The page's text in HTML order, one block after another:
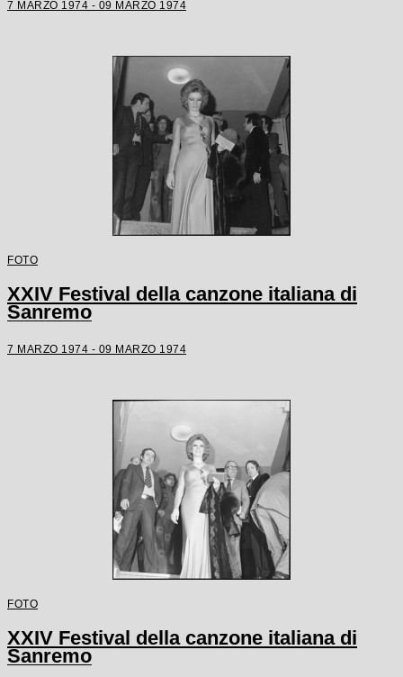
7 MARZO 1974 - 09 MARZO 1974
FOTO
XXIV Festival della canzone italiana di
Sanremo
7 MARZO 1974 - 09 MARZO 1974
FOTO
XXIV Festival della canzone italiana di
Sanremo